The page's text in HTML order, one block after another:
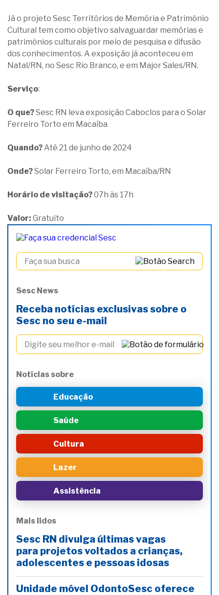
Já o projeto Sesc Territórios de Memória e Patrimônio
Cultural tem como objetivo salvaguardar memórias e
patrimônios culturais por meio de pesquisa e difusão
dos conhecimentos. A exposição já aconteceu em
Natal/RN, no Sesc Rio Branco, e em Major Sales/RN.
Serviço:
O que?Sesc RN leva exposição Caboclos para o Solar
Ferreiro Torto em Macaíba
Quando?Até 21 de junho de 2024
Onde?Solar Ferreiro Torto, em Macaíba/RN
Horário de visitação?07h às 17h
Valor: Gratuito
Sesc News
Receba notícias exclusivas sobre o
Sesc no seu e-mail
Notícias sobre
Educação
Saúde
Cultura
Lazer
Assistência
Mais lidos
Sesc RN divulga últimas vagas
para projetos voltados a crianças,
adolescentes e pessoas idosas
Unidade móvel OdontoSesc oferece